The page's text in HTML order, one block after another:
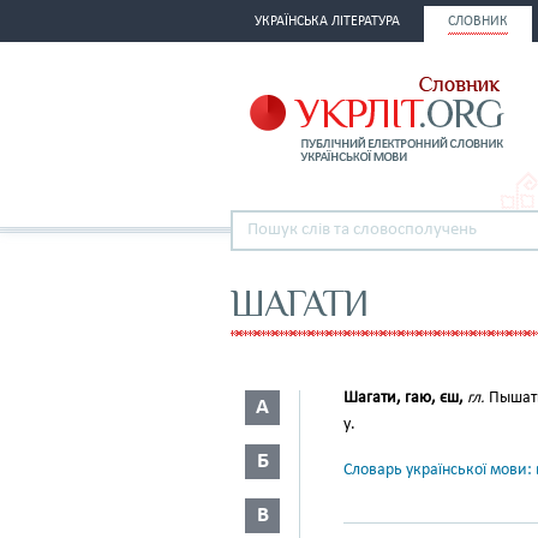
УКРАЇНСЬКА ЛІТЕРАТУРА СЛОВНИК
ШАГАТИ
А
Б
В
Шагати, гаю, єш, гл.
у.
Словарь української